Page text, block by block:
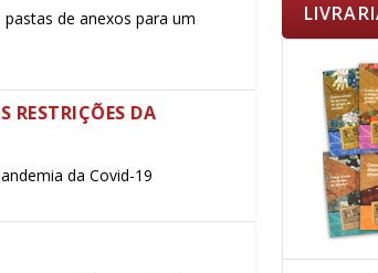
de anexos para um
RESTRIÇÕES DA
da Covid-19